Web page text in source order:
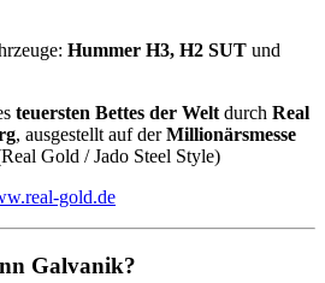
Hummer H3, H2 SUT und
teuersten Bettes der Welt durch Real
, ausgestellt auf derMillionärsmesse
Gold / Jado Steel Style)
gold.de
Galvanik?